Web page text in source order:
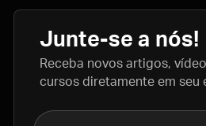
Junte-se a nós!
Receba novos artigos,
cursos diretamente em seu
Nome completo